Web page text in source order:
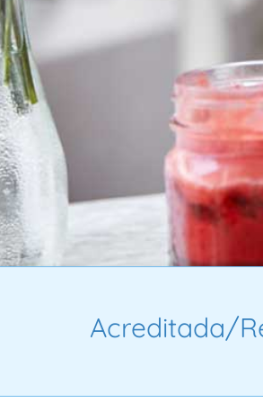
Acreditada/